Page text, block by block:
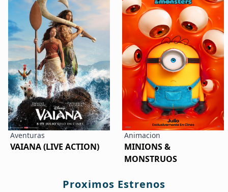
Aventuras
VAIANA (LIVE ACTION)
Animacion
MINIONS &
MONSTRUOS
Proximos Estrenos